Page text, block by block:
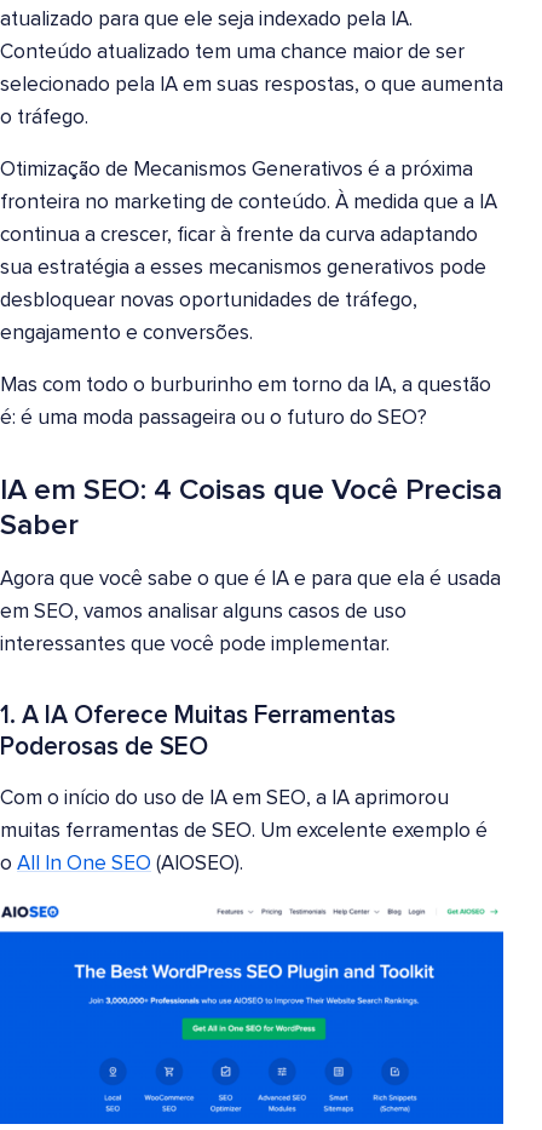
atualizado para que ele seja indexado pela IA.
Conteúdo atualizado tem uma chance maior de ser
selecionado pela IA em suas respostas, o que aumenta
o tráfego.
Otimização de Mecanismos Generativos é a próxima
fronteira no marketing de conteúdo. À medida que a IA
continua a crescer, ficar à frente da curva adaptando
sua estratégia a esses mecanismos generativos pode
desbloquear novas oportunidades de tráfego,
engajamento e conversões.
Mas com todo o burburinho em torno da IA, a questão
é: é uma moda passageira ou o futuro do SEO?
IA em SEO: 4 Coisas que Você Precisa
Saber
Agora que você sabe o que é IA e para que ela é usada
em SEO, vamos analisar alguns casos de uso
interessantes que você pode implementar.
1. A IA Oferece Muitas Ferramentas
Poderosas de SEO
Com o início do uso de IA em SEO, a IA aprimorou
muitas ferramentas de SEO. Um excelente exemplo é
o All In One SEO (AIOSEO).